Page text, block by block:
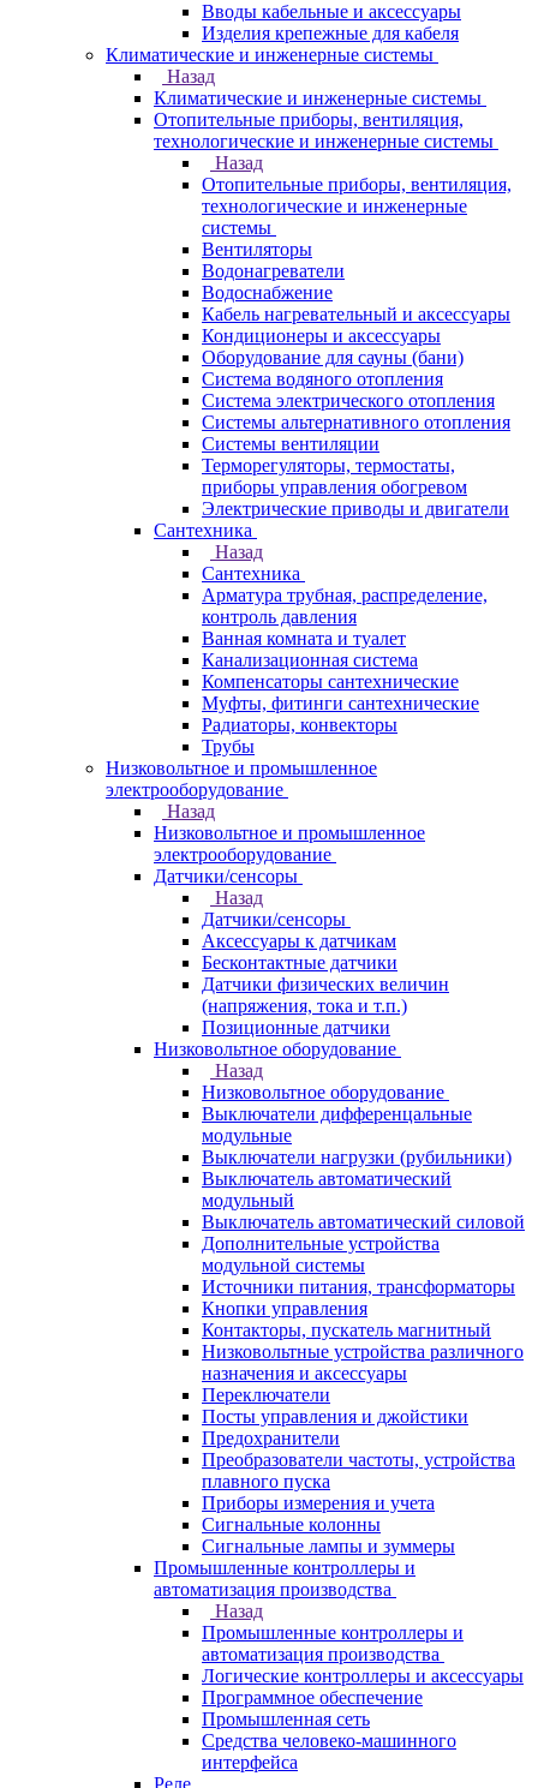
Вводы кабельные и аксессуары
Изделия крепежные для кабеля
Климатические и инженерные системы
Назад
Климатические и инженерные системы
Отопительные приборы, вентиляция,
технологические и инженерные системы
Назад
Отопительные приборы, вентиляция,
технологические и инженерные
системы
Вентиляторы
Водонагреватели
Водоснабжение
Кабель нагревательный и аксессуары
Кондиционеры и аксессуары
Оборудование для сауны (бани)
Система водяного отопления
Система электрического отопления
Системы альтернативного отопления
Системы вентиляции
Терморегуляторы, термостаты,
приборы управления обогревом
Электрические приводы и двигатели
Сантехника
Назад
Сантехника
Арматура трубная, распределение,
контроль давления
Ванная комната и туалет
Канализационная система
Компенсаторы сантехнические
Муфты, фитинги сантехнические
Радиаторы, конвекторы
Трубы
Низковольтное и промышленное
электрооборудование
Назад
Низковольтное и промышленное
электрооборудование
Датчики/сенсоры
Назад
Датчики/сенсоры
Аксессуары к датчикам
Бесконтактные датчики
Датчики физических величин
(напряжения, тока и т.п.)
Позиционные датчики
Низковольтное оборудование
Назад
Низковольтное оборудование
Выключатели дифференцальные
модульные
Выключатели нагрузки (рубильники)
Выключатель автоматический
модульный
Выключатель автоматический силовой
Дополнительные устройства
модульной системы
Источники питания, трансформаторы
Кнопки управления
Контакторы, пускатель магнитный
Низковольтные устройства различного
назначения и аксессуары
Переключатели
Посты управления и джойстики
Предохранители
Преобразователи частоты, устройства
плавного пуска
Приборы измерения и учета
Сигнальные колонны
Сигнальные лампы и зуммеры
Промышленные контроллеры и
автоматизация производства
Назад
Промышленные контроллеры и
автоматизация производства
Логические контроллеры и аксессуары
Программное обеспечение
Промышленная сеть
Средства человеко-машинного
интерфейса
Реле